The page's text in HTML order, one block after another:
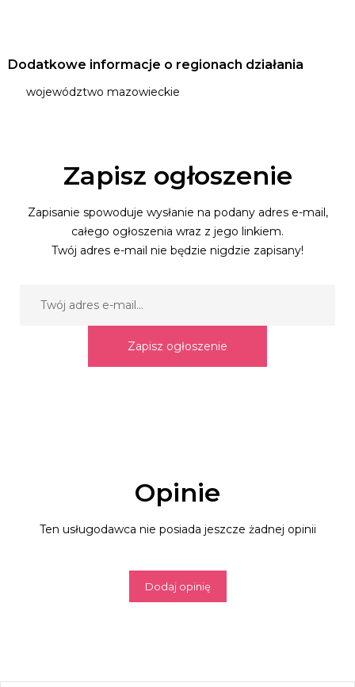
Dodatkowe informacje o regionach działania
województwo mazowieckie
Zapisz ogłoszenie
Zapisanie spowoduje wysłanie na podany adres e-mail,
całego ogłoszenia wraz z jego linkiem.
Twój adres e-mail nie będzie nigdzie zapisany!
Zapisz ogłoszenie
Opinie
Ten usługodawca nie posiada jeszcze żadnej opinii
Dodaj opinię